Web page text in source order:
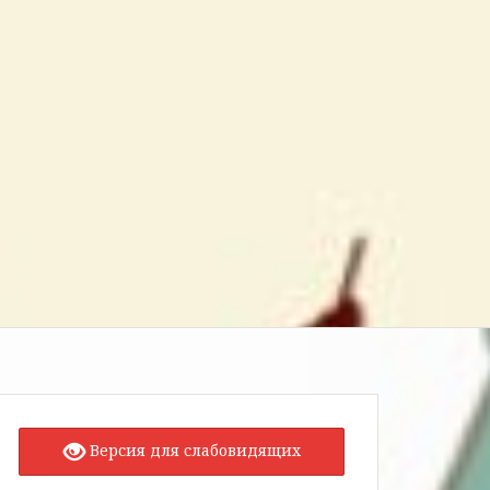
Версия для слабовидящих